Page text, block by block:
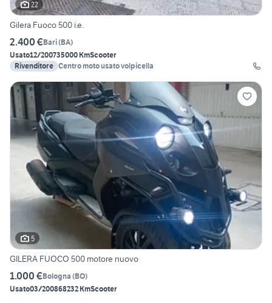
22
Gilera Fuoco 500 i.e.
2.400 €Bari(BA)
Usato12/200735000 KmScooter
Rivenditore Centro moto usato volpicella
5
GILERA FUOCO 500 motore nuovo
1.000 €Bologna (BO)
Usato03/200868232 KmScooter